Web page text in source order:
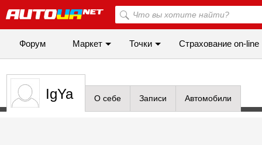
Форум Маркет Точки Cтрахование on-line
IgYa О себе Записи Автомобили